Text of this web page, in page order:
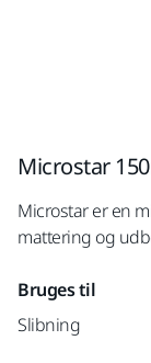
Microstar
Microstar er en
mattering og
Bruges til
Slibning